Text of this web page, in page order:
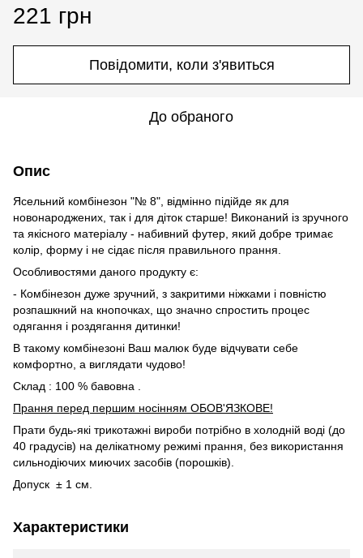
221 грн
Повідомити, коли з'явиться
До обраного
Опис
Ясельний комбінезон "№ 8", відмінно підійде як для
новонароджених, так і для діток старше! Виконаний із зручного
та якісного матеріалу - набивний футер, який добре тримає
колір, форму і не сідає після правильного прання.
Особливостями даного продукту є:
- Комбінезон дуже зручний, з закритими ніжками і повністю
розпашкний на кнопочках, що значно спростить процес
одягання і роздягання дитинки!
В такому комбінезоні Ваш малюк буде відчувати себе
комфортно, а виглядати чудово!
Склад : 100 % бавовна .
Прання перед першим носінням ОБОВ'ЯЗКОВЕ!
Прати будь-які трикотажні вироби потрібно в холодній воді (до
40 градусів) на делікатному режимі прання, без використання
сильнодіючих миючих засобів (порошків).
Допуск ± 1 см.
Характеристики